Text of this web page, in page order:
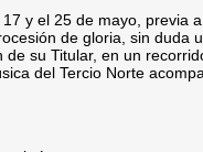
y el 25 de mayo, previa
de gloria, sin duda
su Titular, en un
del Tercio Norte